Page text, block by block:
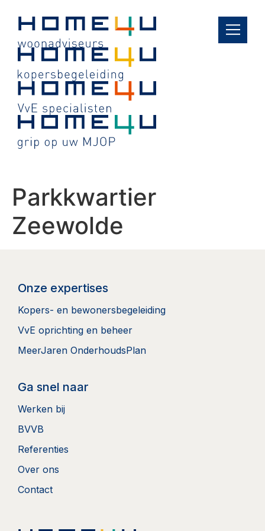
inhoud
Parkkwartier
Zeewolde
Onze expertises
Kopers- en bewonersbegeleiding
VvE oprichting en beheer
MeerJaren OnderhoudsPlan
Ga snel naar
Werken bij
BVVB
Referenties
Over ons
Contact